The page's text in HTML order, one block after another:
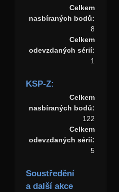
Celkem
nasbíraných bodů:
8
Celkem
odevzdaných sérií:
1
KSP-Z:
Celkem
nasbíraných bodů:
122
Celkem
odevzdaných sérií:
5
Soustředění
a další akce